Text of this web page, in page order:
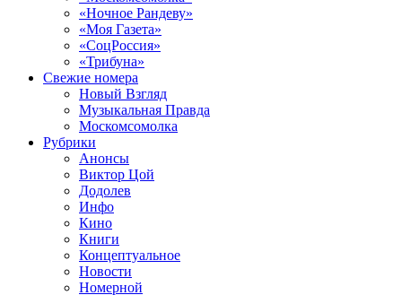
«Ночное Рандеву»
«Моя Газета»
«СоцРоссия»
«Трибуна»
Свежие номера
Новый Взгляд
Музыкальная Правда
Москомсомолка
Рубрики
Анонсы
Виктор Цой
Додолев
Инфо
Кино
Книги
Концептуальное
Новости
Номерной